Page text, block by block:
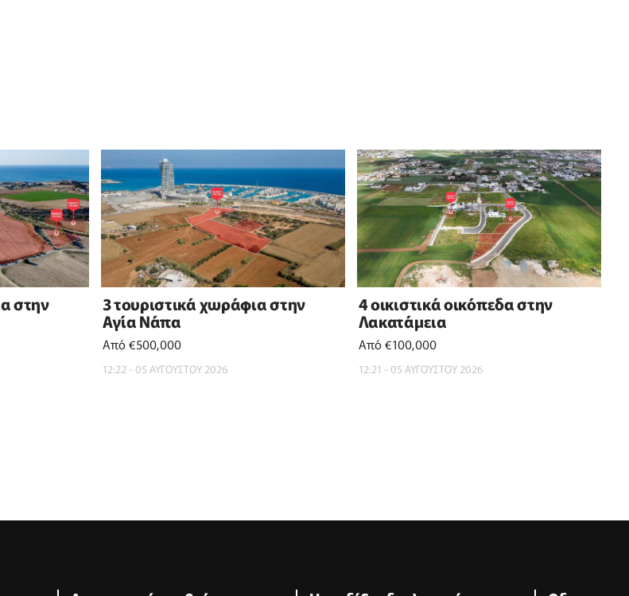
στην 3 τουριστικά χωράφια στην
Αγία Νάπα
Από €500,000
12:22 - 05 ΑΥΓΟΥΣΤΟΥ 2026
4 οικιστικά οικόπεδα στην
Λακατάμεια
Από €100,000
12:21 - 05 ΑΥΓΟΥΣΤΟΥ 2026